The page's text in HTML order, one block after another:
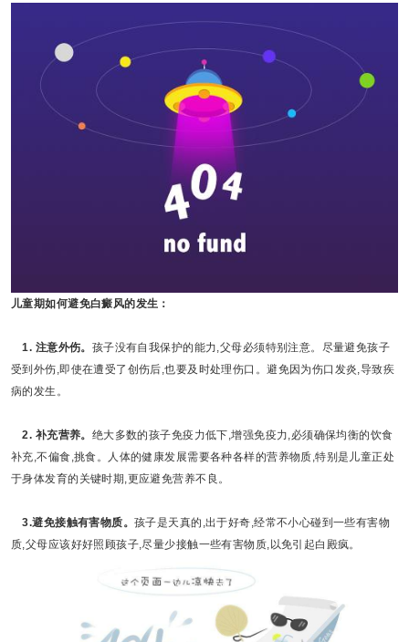
儿童期如何避免白癜风的发生：
1. 注意外伤。 孩子没有自我保护的能力,父母必须特别注意。尽量避免孩子
受到外伤,即使在遭受了创伤后,也要及时处理伤口。避免因为伤口发炎,导致疾
病的发生。
2. 补充营养。 绝大多数的孩子免疫力低下,增强免疫力,必须确保均衡的饮食
补充,不偏食,挑食。人体的健康发展需要各种各样的营养物质,特别是儿童正处
于身体发育的关键时期,更应避免营养不良。
3.避免接触有害物质。孩子是天真的,出于好奇,经常不小心碰到一些有害物
质,父母应该好好照顾孩子,尽量少接触一些有害物质,以免引起白殿疯。